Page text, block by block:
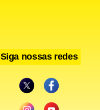
Siga nossas redes